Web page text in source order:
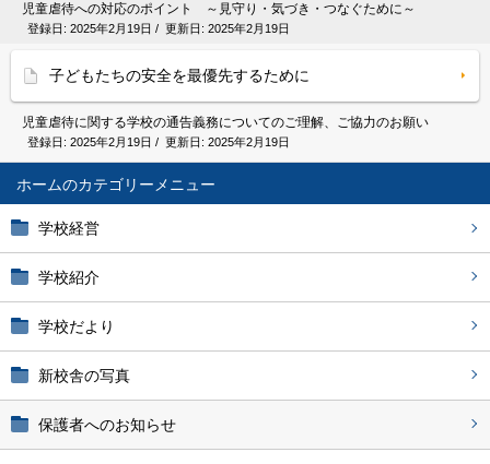
ホーム
学校経営
学校紹介
学校だより
新校舎の写真
保護者へのお知らせ
児童虐待への対応のポイント ～見守り・気づき・つなぐために～
登録日: 2025年2月19日 / 更新日: 2025年2月19日
子どもたちの安全を最優先するために
児童虐待に関する学校の通告義務についてのご理解、ご協力のお願い
登録日: 2025年2月19日 / 更新日: 2025年2月19日